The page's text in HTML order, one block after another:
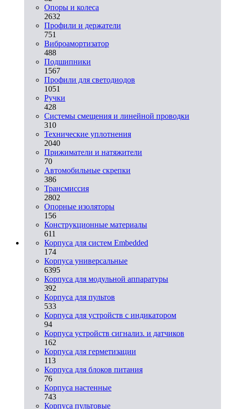
Опоры и колеса
2632
Профили и держатели
751
Виброамортизатор
488
Подшипники
1567
Профили для светодиодов
1051
Ручки
428
Системы смещения и линейной проводки
310
Технические уплотнения
2040
Прижиматели и натяжители
70
Автомобильные скрепки
386
Трансмиссия
2802
Опорные изоляторы
156
Конструкционные материалы
611
Корпуса для систем Embedded
174
Корпуса универсальные
6395
Корпуса для модульной аппаратуры
392
Корпуса для пультов
533
Корпуса для устройств с индикатором
94
Корпуса устройств сигнализ. и датчиков
162
Корпуса для герметизации
113
Корпуса для блоков питания
76
Корпуса настенные
743
Корпуса пультовые